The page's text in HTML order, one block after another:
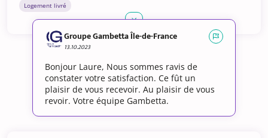
Logement livré
Groupe Gambetta Île-de-France
13.10.2023
Bonjour Laure, Nous sommes ravis de
constater votre satisfaction. Ce fût un
plaisir de vous recevoir. Au plaisir de vous
revoir. Votre équipe Gambetta.